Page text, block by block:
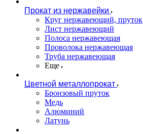
Прокат из нержавейки
Круг нержавеющий, пруток
Лист нержавеющий
Полоса нержавеющая
Проволока нержавеющая
Труба нержавеющая
Еще
Цветной металлопрокат
Бронзовый пруток
Медь
Алюминий
Латунь